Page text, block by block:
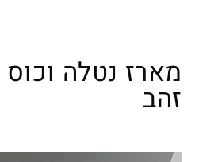
מארז נטלה
זהב